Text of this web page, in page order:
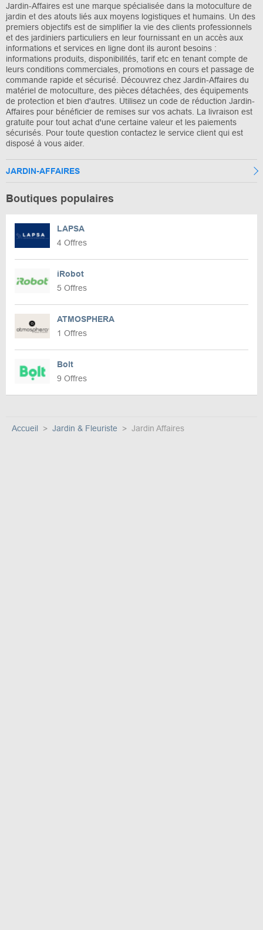
Jardin-Affaires est une marque spécialisée dans la motoculture de
jardin et des atouts liés aux moyens logistiques et humains. Un des
premiers objectifs est de simplifier la vie des clients professionnels
et des jardiniers particuliers en leur fournissant en un accès aux
informations et services en ligne dont ils auront besoins :
informations produits, disponibilités, tarif etc en tenant compte de
leurs conditions commerciales, promotions en cours et passage de
commande rapide et sécurisé. Découvrez chez Jardin-Affaires du
matériel de motoculture, des pièces détachées, des équipements
de protection et bien d'autres. Utilisez un code de réduction Jardin-
Affaires pour bénéficier de remises sur vos achats. La livraison est
gratuite pour tout achat d'une certaine valeur et les paiements
sécurisés. Pour toute question contactez le service client qui est
disposé à vous aider.
JARDIN-AFFAIRES
Boutiques populaires
LAPSA
4 Offres
iRobot
5 Offres
ATMOSPHERA
1 Offres
Bolt
9 Offres
Accueil Jardin & Fleuriste Jardin Affaires